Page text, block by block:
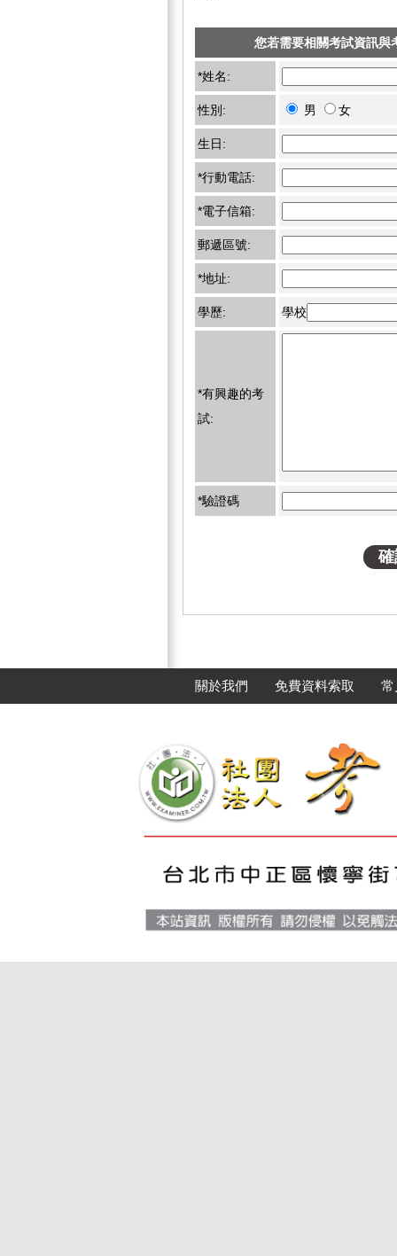
您若需要相關考試資訊與
*姓名:
性別: 男 女
生日:
*行動電話:
*電子信箱:
郵遞區號:
*地址:
學歷: 學校
*有興趣的考
試:
*驗證碼
關於我們 免費資料索取 常